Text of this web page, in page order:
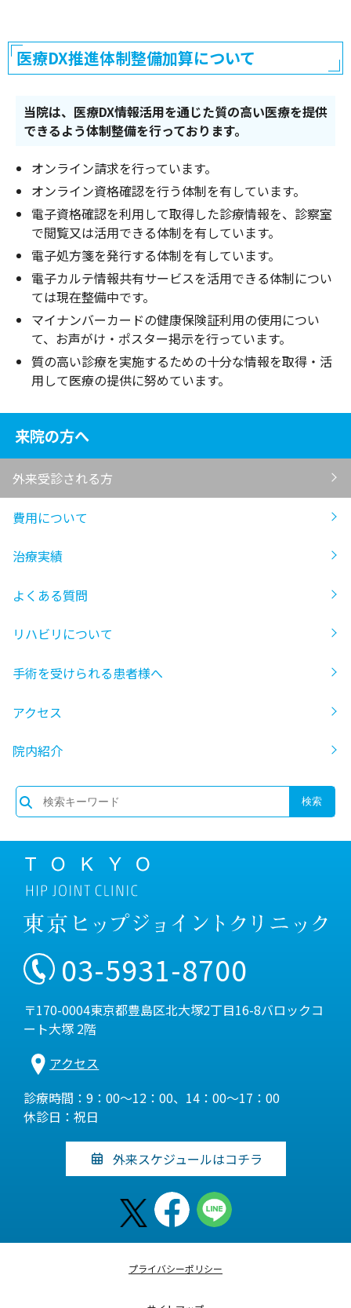
医療DX推進体制整備加算について
当院は、医療DX情報活用を通じた質の高い医療を提供
できるよう体制整備を行っております。
オンライン請求を行っています。
オンライン資格確認を行う体制を有しています。
電子資格確認を利用して取得した診療情報を、診察室
で閲覧又は活用できる体制を有しています。
電子処方箋を発行する体制を有しています。
電子カルテ情報共有サービスを活用できる体制につい
ては現在整備中です。
マイナンバーカードの健康保険証利用の使用につい
て、お声がけ・ポスター掲示を行っています。
質の高い診療を実施するための十分な情報を取得・活
用して医療の提供に努めています。
来院の方へ
外来受診される方
費用について
治療実績
よくある質問
リハビリについて
手術を受けられる患者様へ
アクセス
院内紹介
03-5931-8700
〒170-0004東京都豊島区北大塚2丁目16-8バロックコ
ート大塚 2階
アクセス
診療時間：9：00～12：00、14：00～17：00
休診日：祝日
外来スケジュールはコチラ
プライバシーポリシー